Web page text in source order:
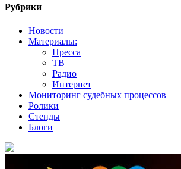
Рубрики
Новости
Материалы:
Пресса
ТВ
Радио
Интернет
Мониторинг судебных процессов
Ролики
Стенды
Блоги